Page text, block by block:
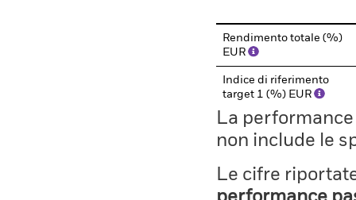
Rendimento totale (%)
EUR
Indice di riferimento
target 1 (%) EUR
La
non include le
Le cifre